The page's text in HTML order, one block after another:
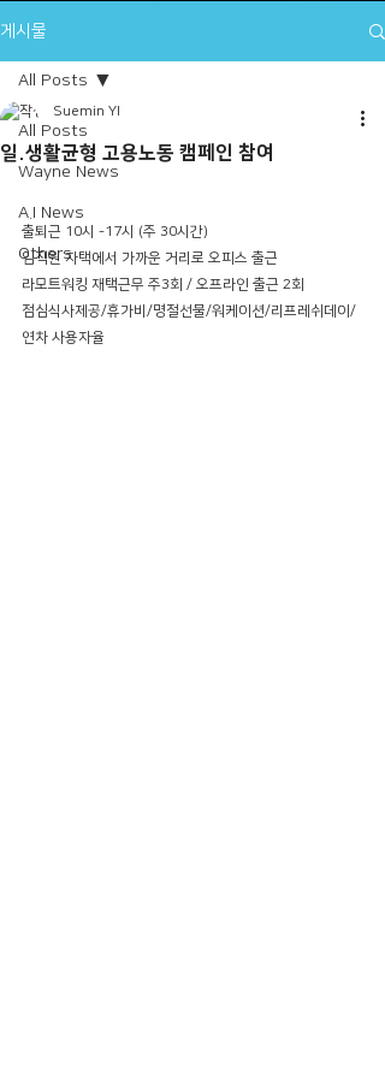
게시물
All Posts
Wayne News
A.I News
Others
All Posts
일.생활균형 고용노동 캠페인 참여
Suemin YI
출퇴근 10시 -17시 (주 30시간)
임직원 자택에서 가까운 거리로 오피스 출근
라모트워킹 재택근무 주3회 / 오프라인 출근 2회
점심식사제공/휴가비/명절선물/워케이션/리프레쉬데이/
연차 사용자율